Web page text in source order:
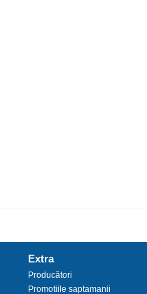
Extra
Producători
Promotiile saptamanii